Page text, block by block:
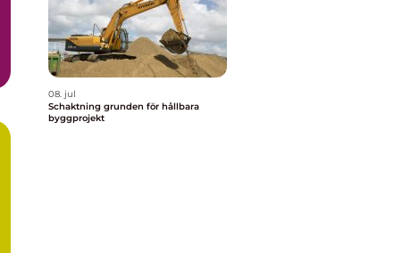
08. jul
Schaktning grunden för hållbara
byggprojekt